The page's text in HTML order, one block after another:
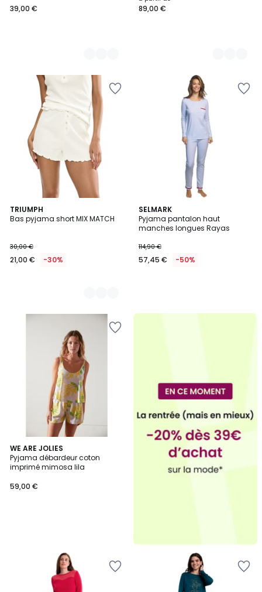
€.
39,00 € 89,00 €
TRIUMPH
Bas pyjama short MIX MATCH
30,00 €
21,00 € -30%
3
Couleurs
SELMARK
Pyjama pantalon haut
manches longues Rayas
114,90 €
57,45 € -50%
WE ARE JOLIES
Pyjama débardeur coton
imprimé mimosa lila
59,00 €